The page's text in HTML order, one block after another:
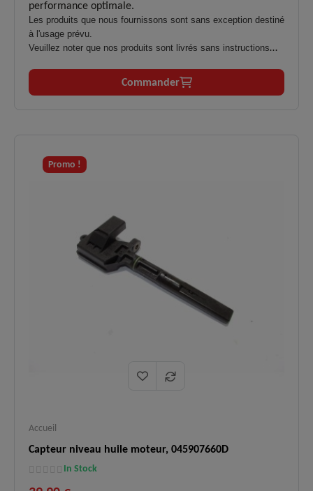
performance optimale.
Les produits que nous fournissons sont sans exception destiné
à l'usage prévu.
Veuillez noter que nos produits sont livrés sans instructions
L'installation ne doit être effectuée que par du personnel
qualifié et formé.
Commander
Promo !
Accueil
Capteur niveau huile moteur, 045907660D
In Stock